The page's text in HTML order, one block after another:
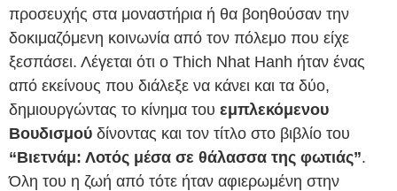
προσευχής στα μοναστήρια ή θα βοηθούσαν την
δοκιμαζόμενη κοινωνία από τον πόλεμο που είχε
ξεσπάσει. Λέγεται ότι ο Thich Nhat Hanh ήταν ένας
από εκείνους που διάλεξε να κάνει και τα δύο,
δημιουργώντας το κίνημα του εμπλεκόμενου
Βουδισμού δίνοντας και τον τίτλο στο βιβλίο του
“Βιετνάμ: Λοτός μέσα σε θάλασσα της φωτιάς”.
Όλη του η ζωή από τότε ήταν αφιερωμένη στην